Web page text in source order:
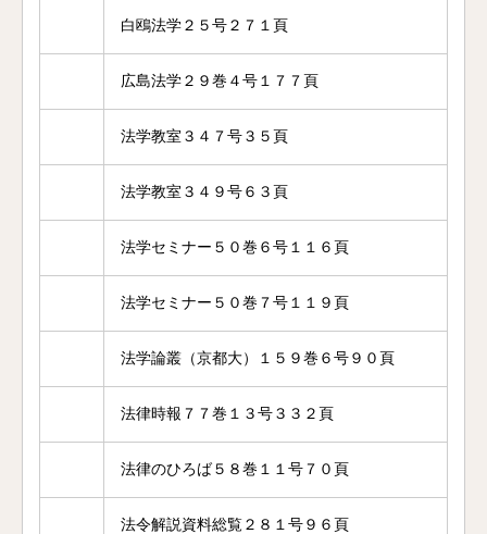
白鴎法学２５号２７１頁
広島法学２９巻４号１７７頁
法学教室３４７号３５頁
法学教室３４９号６３頁
法学セミナー５０巻６号１１６頁
法学セミナー５０巻７号１１９頁
法学論叢（京都大）１５９巻６号９０頁
法律時報７７巻１３号３３２頁
法律のひろば５８巻１１号７０頁
法令解説資料総覧２８１号９６頁